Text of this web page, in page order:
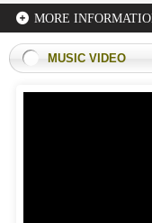
MORE
MUSIC VIDEO